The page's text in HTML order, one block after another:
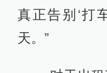
真正告别‘打
天。”